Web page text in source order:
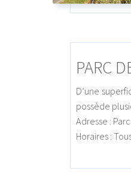
PARC
D’une
possède
Adresse :
Horaires :